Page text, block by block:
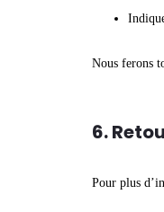
Nous ferons
6.
Pour plus